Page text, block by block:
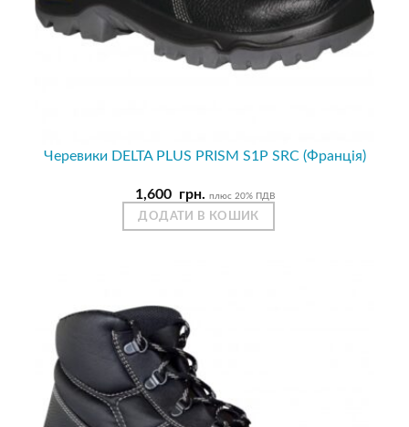
Черевики DELTA PLUS PRISM S1P SRC (Франція)
1,600 грн. плюс 20% ПДВ
ДОДАТИ В КОШИК